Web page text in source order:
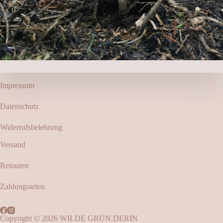
Impressum
Datenschutz
Widerrufsbelehrung
Versand
Retouren
Zahlungsarten
Copyright © 2026 WILDE GRÜN.DERIN